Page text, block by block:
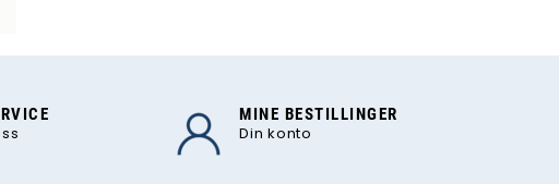
MINE BESTILLINGER
Din konto